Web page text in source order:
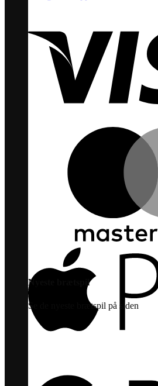
Nyeste brætspil
Se de nyeste brætspil på siden